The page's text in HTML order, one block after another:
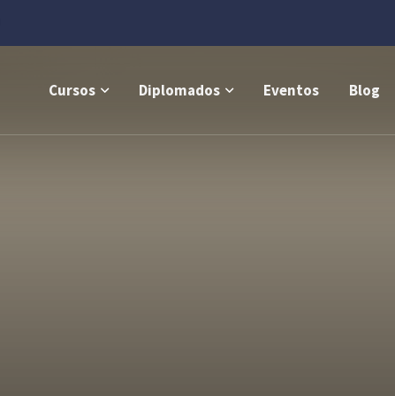
Cursos Diplomados Eventos Blog